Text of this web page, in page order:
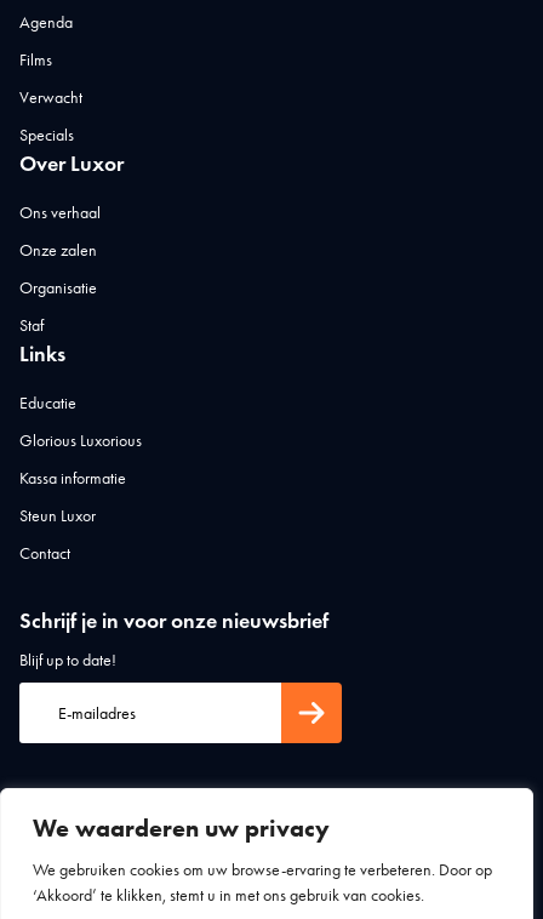
We waarderen uw privacy
We gebruiken cookies om uw browse-ervaring te verbeteren. Door op
‘Akkoord’ te klikken, stemt u in met ons gebruik van cookies.
Agenda
Films
Verwacht
Specials
Over Luxor
Ons verhaal
Onze zalen
Organisatie
Staf
Links
Educatie
Glorious Luxorious
Kassa informatie
Steun Luxor
Contact
Schrijf je in voor onze nieuwsbrief
Blijf up to date!